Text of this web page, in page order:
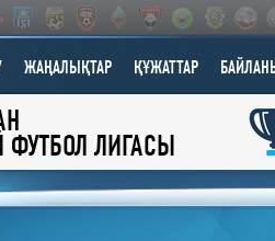
ЖАҢАЛЫҚТАР ҚҰЖАТТАР
ФУТБОЛ ЛИГАСЫ